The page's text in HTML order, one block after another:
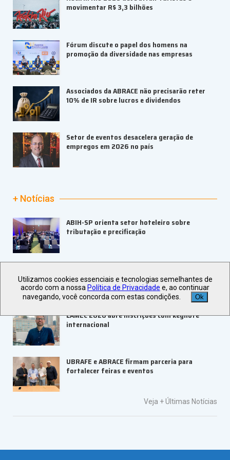
movimentar R$ 3,3 bilhões
Fórum discute o papel dos homens na
promoção da diversidade nas empresas
Associados da ABRACE não precisarão reter
10% de IR sobre lucros e dividendos
Setor de eventos desacelera geração de
empregos em 2026 no país
+ Notícias
ABIH-SP orienta setor hoteleiro sobre
tributação e precificação
Portal do Hoteleiro no Guarujá
LAMEC 2026 abre inscrições com keynote
internacional
UBRAFE e ABRACE firmam parceria para
fortalecer feiras e eventos
Veja +Últimas Notícias
Utilizamos cookies essenciais e tecnologias semelhantes de
acordo com a nossa Política de Privacidade e, ao continuar
navegando, você concorda com estas condições.
Ok